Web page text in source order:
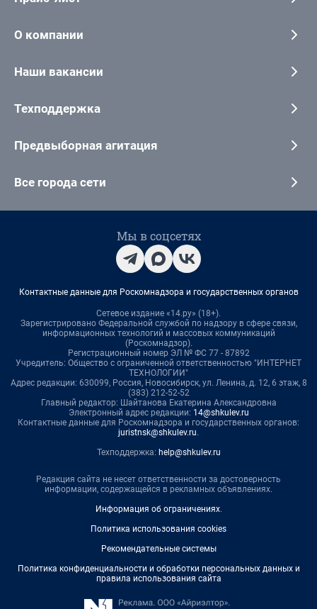
О компании
Наши вакансии
Техподдержка
Предвыборная агитация
Все города сети
Мы в соцсетях
Контактные данные для Роскомнадзора и государственных органов
Сетевое издание «14.ру» (18+).
Зарегистрировано Федеральной службой по надзору в сфере связи,
информационных технологий и массовых коммуникаций
(Роскомнадзор).
Регистрационный номер ЭЛ № ФС 77 - 87892
Учредитель: Общество с ограниченной ответственностью "ИНТЕРНЕТ
ТЕХНОЛОГИИ"
Адрес редакции: 630099, Россия, Новосибирск, ул. Ленина, д. 12, 6 этаж, 8
(383) 212-52-52
Главный редактор: Шайтанова Екатерина Александровна
Электронный адрес редакции: 14@shkulev.ru
Контактные данные для Роскомнадзора и государственных органов:
juristnsk@shkulev.ru.
Техподдержка: help@shkulev.ru
Редакция сайта не несет ответственности за достоверность
информации, содержащейся в рекламных объявлениях.
Информация об ограничениях.
Политика использования cookies
Рекомендательные системы
Политика конфиденциальности и обработки персональных данных и
правила использования сайта